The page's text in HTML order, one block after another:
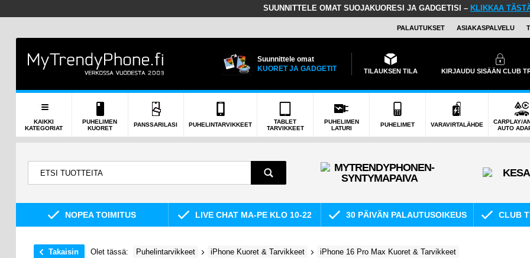
SUUNNITTELE OMAT SUOJAKUORESI JA GADGETISI – KLIKKAA
PALAUTUKSET ASIAKASPALVELU
Suunnittele omat
KUORET JA GADGETIT
TILAUKSEN TILA KIRJAUDU SISÄÄN CLUB
KAIKKI
KATEGORIAT
PUHELIMEN
KUORET
PANSSARILASI PUHELINTARVIKKEET
TABLET
TARVIKKEET
PUHELIMEN
LATURI
PUHELIMET VARAVIRTALÄHDE
CARPLAY/
AUTO
NOPEA TOIMITUS LIVE CHAT MA-PE KLO 10-22 30 PÄIVÄN PALAUTUSOIKEUS CLUB
Takaisin Olet tässä: Puhelintarvikkeet iPhone Kuoret & Tarvikkeet iPhone 16 Pro Max Kuoret & Tarvikkeet